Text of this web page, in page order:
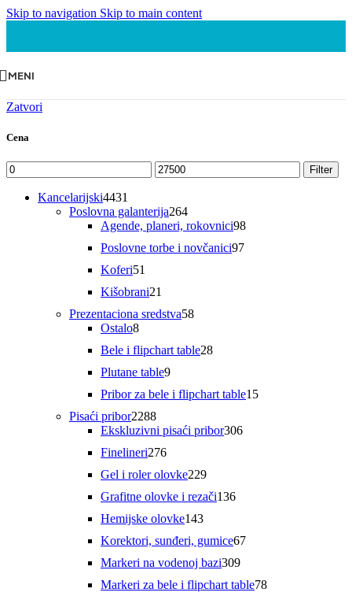
Skip to navigation Skip to main content
MENI
Zatvori
Cena
Minimalna
cena
Maksimalna
cena
Filter
Kancelarijski4431
proizvod
Poslovna galanterija264264
proizvoda
Agende, planeri, rokovnici9898
Poslovne torbe i novčanici9797
Koferi51
Kišobrani21
Prezentaciona sredstva5858
Ostalo88
Bele i flipchart table2828
Plutane table99
Pribor za bele i flipchart table1515
Pisaći pribor22882288
proizvoda
Ekskluzivni pisaći pribor306306
Finelineri276276
Gel i roler olovke229229
Grafitne olovke i rezači136136
Hemijske olovke143143
Korektori, sunđeri, gumice6767
Markeri na vodenoj bazi309309
Markeri za bele i flipchart table7878